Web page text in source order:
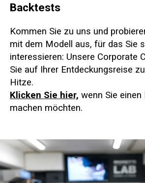
Backtests
Kommen Sie zu uns und
mit dem Modell aus, für das Sie
interessieren: Unsere Corporate
Sie auf Ihrer Entdeckungsreise
Hitze.
Klicken Sie hier, wenn Sie
machen möchten.